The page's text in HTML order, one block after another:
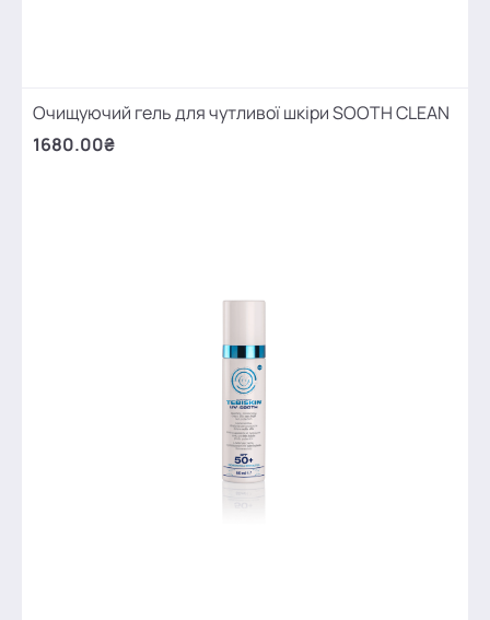
Очищуючий гель для чутливої шкіри SOOTH CLEAN
1680.00₴